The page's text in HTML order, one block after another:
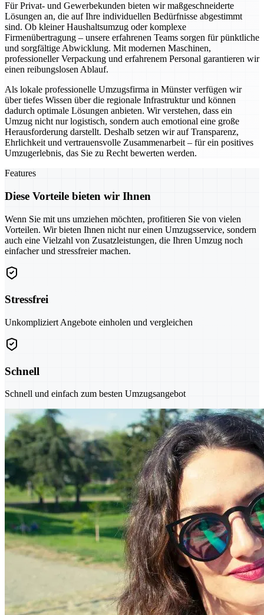
Für Privat- und Gewerbekunden bieten wir maßgeschneiderte
Lösungen an, die auf Ihre individuellen Bedürfnisse abgestimmt
sind. Ob kleiner Haushaltsumzug oder komplexe
Firmenübertragung – unsere erfahrenen Teams sorgen für pünktliche
und sorgfältige Abwicklung. Mit modernen Maschinen,
professioneller Verpackung und erfahrenem Personal garantieren wir
einen reibungslosen Ablauf.
Als lokale professionelle Umzugsfirma in Münster verfügen wir
über tiefes Wissen über die regionale Infrastruktur und können
dadurch optimale Lösungen anbieten. Wir verstehen, dass ein
Umzug nicht nur logistisch, sondern auch emotional eine große
Herausforderung darstellt. Deshalb setzen wir auf Transparenz,
Ehrlichkeit und vertrauensvolle Zusammenarbeit – für ein positives
Umzugerlebnis, das Sie zu Recht bewerten werden.
Features
Diese Vorteile bieten wir Ihnen
Wenn Sie mit uns umziehen möchten, profitieren Sie von vielen
Vorteilen. Wir bieten Ihnen nicht nur einen Umzugsservice, sondern
auch eine Vielzahl von Zusatzleistungen, die Ihren Umzug noch
einfacher und stressfreier machen.
Stressfrei
Unkompliziert Angebote einholen und vergleichen
Schnell
Schnell und einfach zum besten Umzugsangebot